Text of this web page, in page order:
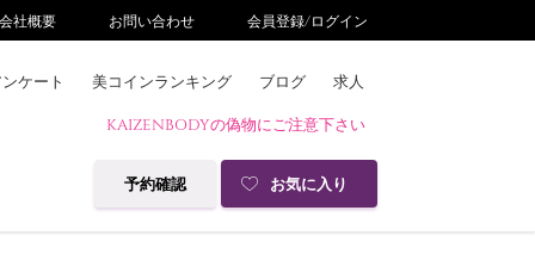
会社概要 お問い合わせ 会員登録/ログイン
ケート 美コインランキング ブログ 求人
KAIZENBODYの偽物にご注意下さい
予約確認 お気に入り